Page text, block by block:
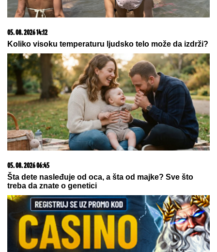
05. 08. 2026 14:12
Koliko visoku temperaturu ljudsko telo može da izdrži?
05. 08. 2026 06:45
Šta dete nasleđuje od oca, a šta od majke? Sve što
treba da znate o genetici